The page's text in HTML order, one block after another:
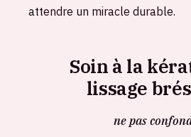
attendre un miracle durable.
Soin à la
lissage
ne pas